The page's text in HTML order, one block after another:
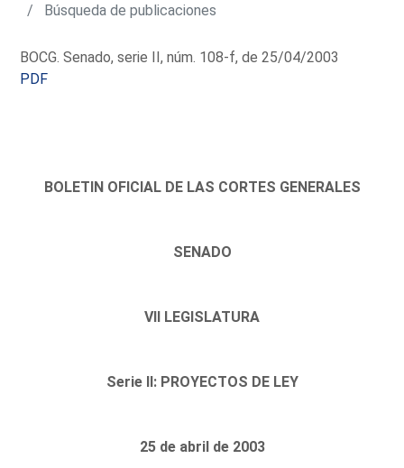
Búsqueda de publicaciones
BOCG. Senado, serie II, núm. 108-f, de 25/04/2003
PDF
BOLETIN OFICIAL DE LAS CORTES GENERALES
SENADO
VII LEGISLATURA
Serie II: PROYECTOS DE LEY
25 de abril de 2003